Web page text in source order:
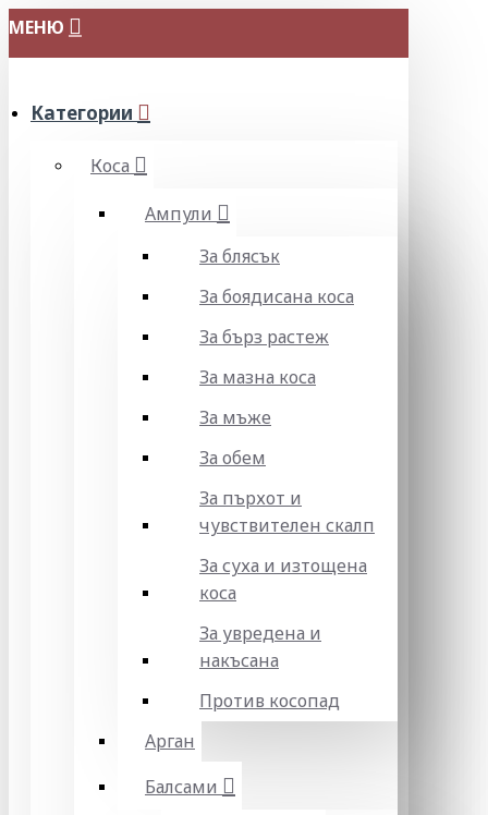
МЕНЮ
Категории
Коса
Ампули
За блясък
За боядисана коса
За бърз растеж
За мазна коса
За мъже
За обем
За пърхот и
чувствителен скалп
За суха и изтощена
коса
За увредена и
накъсана
Против косопад
Арган
Балсами